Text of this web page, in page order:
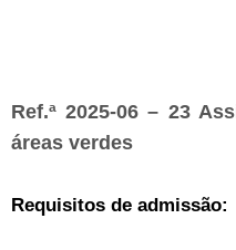
Ref.ª 2025-06 – 23
áreas verdes
Requisitos de admissão: